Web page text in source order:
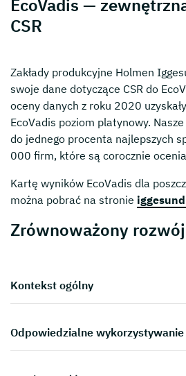
EcoVadis —
CSR
Zakłady produkcyjne Holmen
swoje dane dotyczące CSR do
oceny danych z roku 2020
EcoVadis poziom platynowy.
do jednego procenta najlepszych
000 firm, które są corocznie
Kartę wyników EcoVadis dla
można pobrać na stronie
Zrównoważony
Kontekst ogólny
Odpowiedzialne